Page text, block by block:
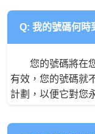
Q: 我的號碼何時
您的號碼將在
有效，您的號碼就
計劃，以便它對您